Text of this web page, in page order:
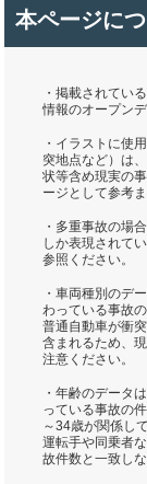
本ページに
・掲載されてい
情報のオープン
・イラストに使
突地点など）は
状等含め現実の
ージとして参考
・多重事故の場
しか表現されて
参照ください。
・車両種別のデ
わっている事故
普通自動車が衝
含まれるため、
注意ください。
・年齢のデータ
っている事故の
～34歳が関係し
運転手や同乗者
故件数と一致し